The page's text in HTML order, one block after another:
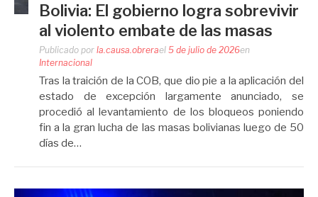
Bolivia: El gobierno logra sobrevivir
al violento embate de las masas
Publicado por la.causa.obrerael 5 de julio de 2026en
Internacional
Tras la traición de la COB, que dio pie a la aplicación del
estado de excepción largamente anunciado, se
procedió al levantamiento de los bloqueos poniendo
fin a la gran lucha de las masas bolivianas luego de 50
días de…